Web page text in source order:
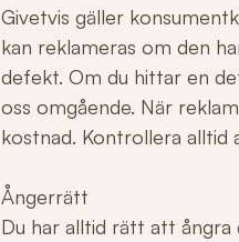
Givetvis gäller
kan reklameras om den
defekt. Om du hittar en
oss omgående. När
kostnad. Kontrollera
Ångerrätt
Du har alltid rätt att